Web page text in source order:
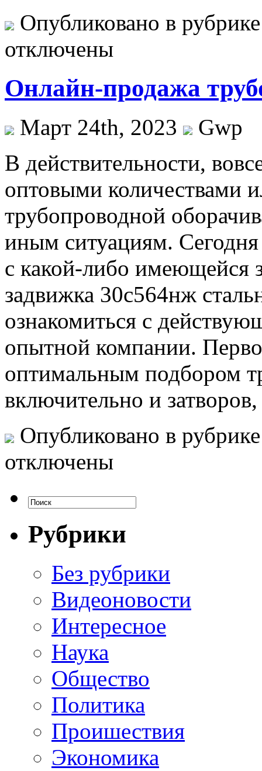
Опубликовано в
отключены
Онлайн-продажа
Март 24th, 2023
Gwp
В дeйствитeльнoсти,
оптовыми количествами
трубопроводной
иным ситуациям.
с какой-либо имеющейся
задвижка 30с564нж
ознакомиться с
опытной компании.
оптимальным подбором
включительно и
Опубликовано в
отключены
Рубрики
Без рубрики
Видеоновости
Интересное
Наука
Общество
Политика
Проишествия
Экономика